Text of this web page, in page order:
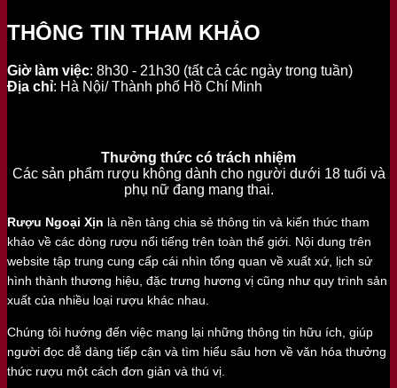
THÔNG TIN THAM KHẢO
Giờ làm việc: 8h30 - 21h30 (tất cả các ngày trong tuần)
Địa chỉ: Hà Nội/ Thành phố Hồ Chí Minh
Thưởng thức có trách nhiệm
Các sản phẩm rượu không dành cho người dưới 18 tuổi và
phụ nữ đang mang thai.
Rượu Ngoại Xịn là nền tảng chia sẻ thông tin và kiến thức tham
khảo về các dòng rượu nổi tiếng trên toàn thế giới. Nội dung trên
website tập trung cung cấp cái nhìn tổng quan về xuất xứ, lịch sử
hình thành thương hiệu, đặc trưng hương vị cũng như quy trình sản
xuất của nhiều loại rượu khác nhau.
Chúng tôi hướng đến việc mang lại những thông tin hữu ích, giúp
người đọc dễ dàng tiếp cận và tìm hiểu sâu hơn về văn hóa thưởng
thức rượu một cách đơn giản và thú vị.